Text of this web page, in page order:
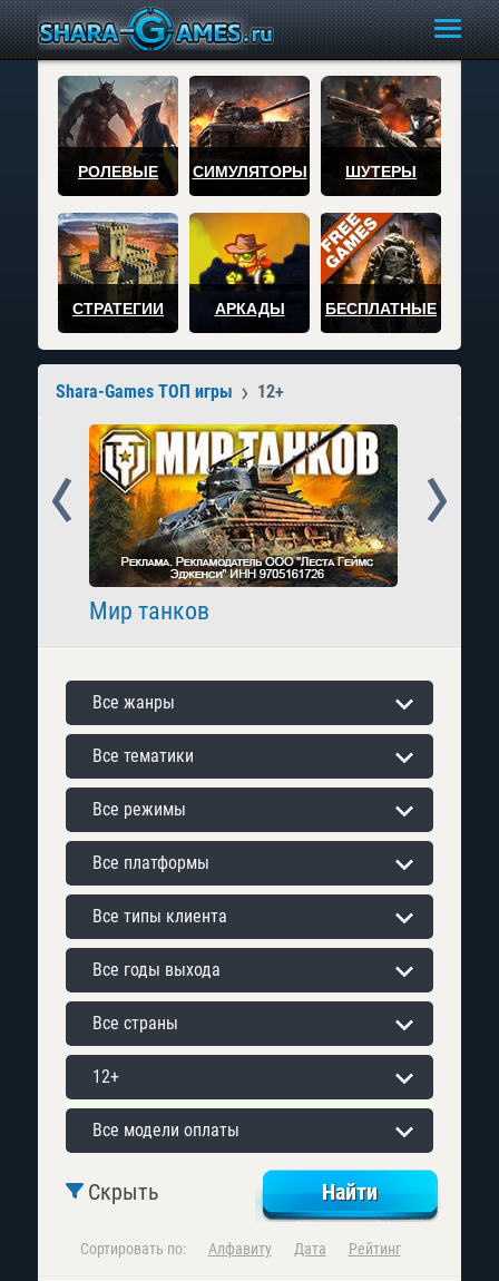
РОЛЕВЫЕ СИМУЛЯТОРЫ ШУТЕРЫ
СТРАТЕГИИ АРКАДЫ БЕСПЛАТНЫЕ
Shara-Games ТОП игры 12+
Мир танков
Prev
Все жанры
Все тематики
Все режимы
Все платформы
Все типы клиента
Все годы выхода
Все страны
12+
Все модели оплаты
Скрыть
Сортировать по: Алфавиту Дата Рейтинг